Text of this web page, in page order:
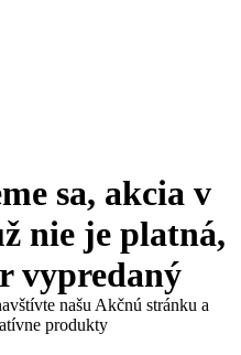
sa, akcia v
nie je platná,
vypredaný
našu Akčnú stránku a
produkty